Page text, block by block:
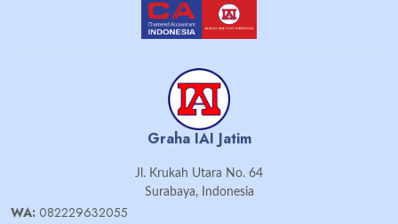
Graha IAI Jatim
Jl. Krukah Utara No. 64
Surabaya, Indonesia
WA: 082229632055